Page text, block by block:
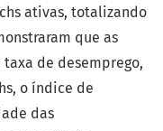
ativas, totalizando
que as
de desemprego,
o índice de
das